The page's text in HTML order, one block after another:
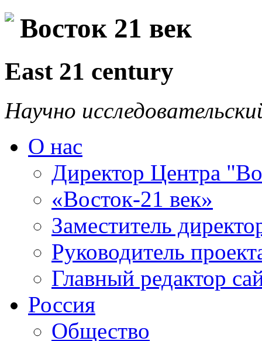
Восток 21 век
East 21 century
Научно
О нас
Директор Центра
«Восток-21 век»
Заместитель
Руководитель
Главный редактор
Россия
Общество